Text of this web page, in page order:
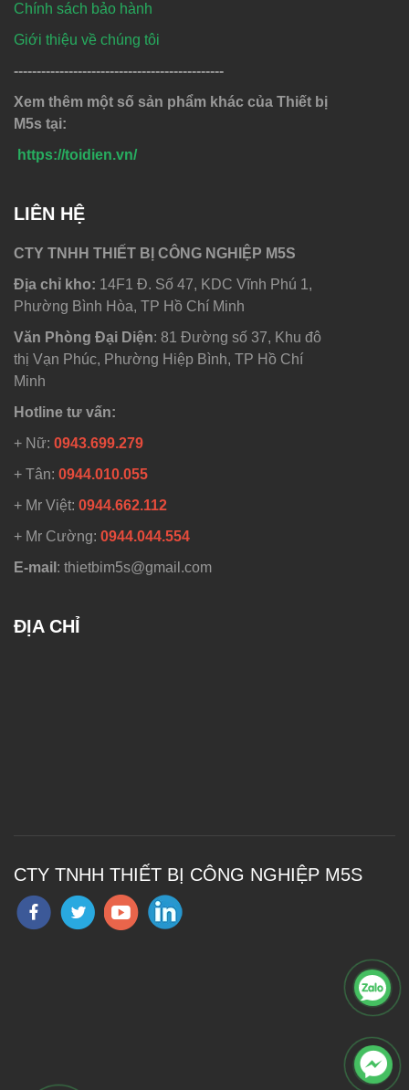
Chính sách bảo hành
Giới thiệu về chúng tôi
----------------------------------------------
Xem thêm một số sản phẩm khác của Thiết bị
M5s tại:
https://toidien.vn/
LIÊN HỆ
CTY TNHH THIẾT BỊ CÔNG NGHIỆP M5S
Địa chỉ kho: 14F1 Đ. Số 47, KDC Vĩnh Phú 1,
Phường Bình Hòa, TP Hồ Chí Minh
Văn Phòng Đại Diện: 81 Đường số 37, Khu đô
thị Vạn Phúc, Phường Hiệp Bình, TP Hồ Chí
Minh
Hotline tư vấn:
+ Nữ: 0943.699.279
+ Tân: 0944.010.055
+ Mr Việt: 0944.662.112
+ Mr Cường: 0944.044.554
E-mail : thietbim5s@gmail.com
ĐỊA CHỈ
CTY TNHH THIẾT BỊ CÔNG NGHIỆP M5S